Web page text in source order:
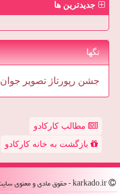
جدیدترین ها
تگها
جشن رپورتاژ تصویر جوان
مطالب کارکادو
بازگشت به خانه کارکادو